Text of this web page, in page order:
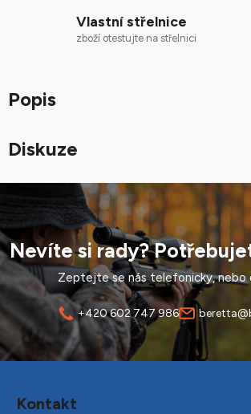
Vlastní střelnice
zboží otestujte na střelnici
Popis
Diskuze
Nevíte si rady?
Zeptejte se nás telefonicky, nebo
+420 602 747 986
Kontakt